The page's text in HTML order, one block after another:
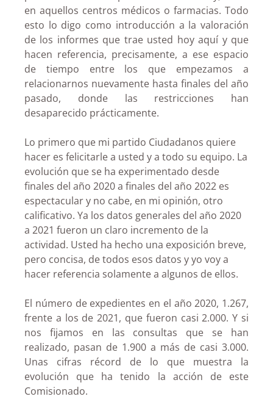
en aquellos centros médicos o farmacias. Todo
esto lo digo como introducción a la valoración
de los informes que trae usted hoy aquí y que
hacen referencia, precisamente, a ese espacio
de tiempo entre los que empezamos a
relacionarnos nuevamente hasta finales del año
pasado, donde las restricciones han
desaparecido prácticamente.
Lo primero que mi partido Ciudadanos quiere
hacer es felicitarle a usted y a todo su equipo. La
evolución que se ha experimentado desde
finales del año 2020 a finales del año 2022 es
espectacular y no cabe, en mi opinión, otro
calificativo. Ya los datos generales del año 2020
a 2021 fueron un claro incremento de la
actividad. Usted ha hecho una exposición breve,
pero concisa, de todos esos datos y yo voy a
hacer referencia solamente a algunos de ellos.
El número de expedientes en el año 2020, 1.267,
frente a los de 2021, que fueron casi 2.000. Y si
nos fijamos en las consultas que se han
realizado, pasan de 1.900 a más de casi 3.000.
Unas cifras récord de lo que muestra la
evolución que ha tenido la acción de este
Comisionado.